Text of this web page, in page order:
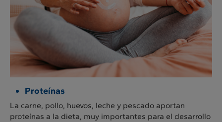
Proteínas
La carne, pollo, huevos, leche y pescado aportan
proteínas a la dieta, muy importantes para el desarrollo